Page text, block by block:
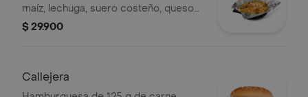
maíz, lechuga, suero costeño, queso
costeño, salsa BBQ, salsa Corral,
$ 29.900
Callejera